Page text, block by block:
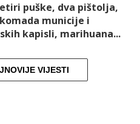
puške, dva pištolja,
municije i
kapisli, marihuana...
VIJESTI